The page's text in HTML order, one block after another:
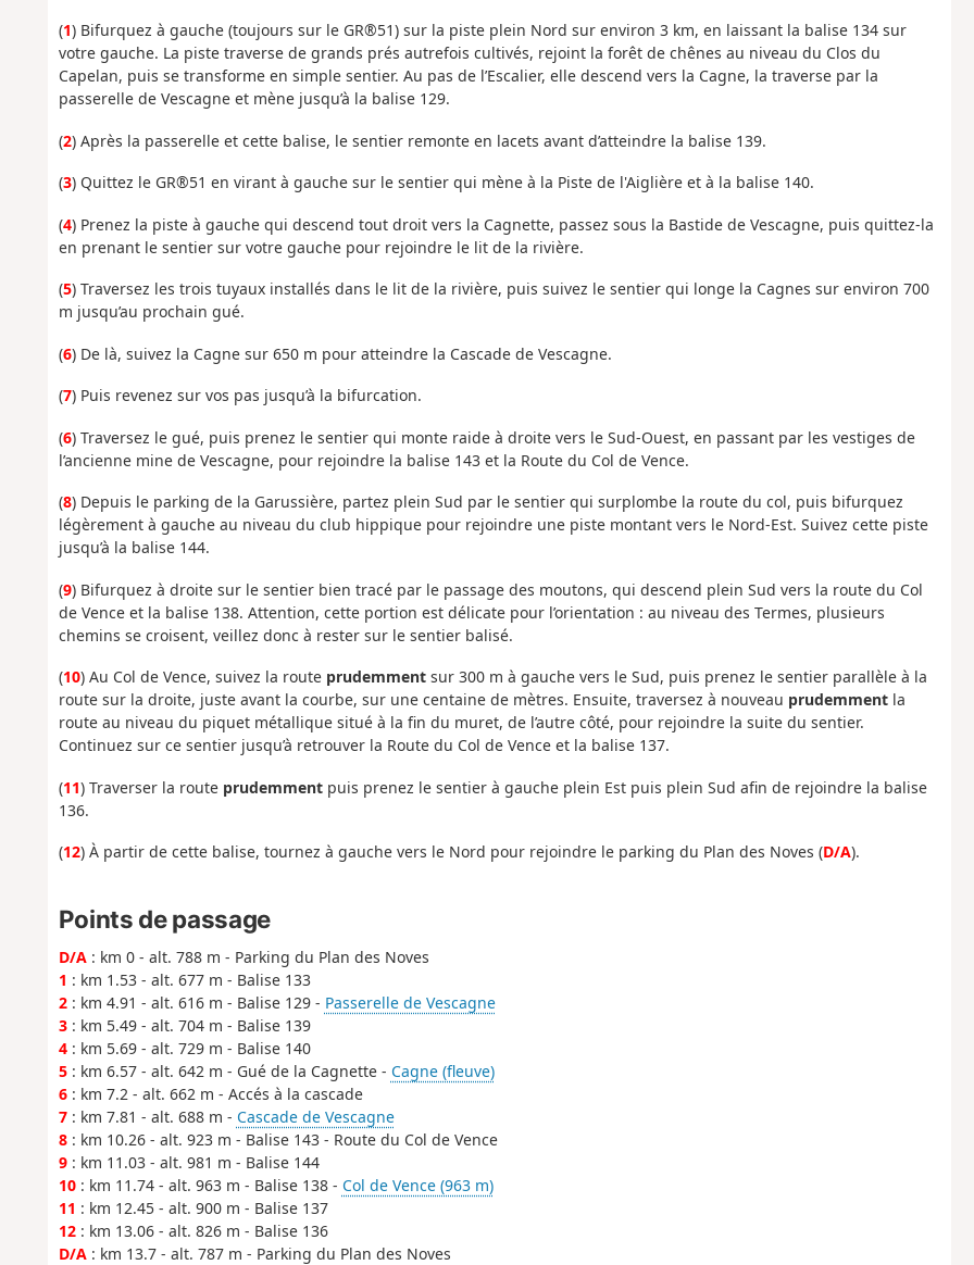
(1) Bifurquez à gauche (toujours sur le GR®51) sur la piste plein Nord sur environ 3 km, en laissant la balise 134 sur
votre gauche. La piste traverse de grands prés autrefois cultivés, rejoint la forêt de chênes au niveau du Clos du
Capelan, puis se transforme en simple sentier. Au pas de l’Escalier, elle descend vers la Cagne, la traverse par la
passerelle de Vescagne et mène jusqu’à la balise 129.
(2) Après la passerelle et cette balise, le sentier remonte en lacets avant d’atteindre la balise 139.
(3) Quittez le GR®51 en virant à gauche sur le sentier qui mène à la Piste de l'Aiglière et à la balise 140.
(4) Prenez la piste à gauche qui descend tout droit vers la Cagnette, passez sous la Bastide de Vescagne, puis quittez-la
en prenant le sentier sur votre gauche pour rejoindre le lit de la rivière.
(5) Traversez les trois tuyaux installés dans le lit de la rivière, puis suivez le sentier qui longe la Cagnes sur environ 700
m jusqu’au prochain gué.
(6) De là, suivez la Cagne sur 650 m pour atteindre la Cascade de Vescagne.
(7) Puis revenez sur vos pas jusqu’à la bifurcation.
(6) Traversez le gué, puis prenez le sentier qui monte raide à droite vers le Sud-Ouest, en passant par les vestiges de
l’ancienne mine de Vescagne, pour rejoindre la balise 143 et la Route du Col de Vence.
(8) Depuis le parking de la Garussière, partez plein Sud par le sentier qui surplombe la route du col, puis bifurquez
légèrement à gauche au niveau du club hippique pour rejoindre une piste montant vers le Nord-Est. Suivez cette piste
jusqu’à la balise 144.
(9) Bifurquez à droite sur le sentier bien tracé par le passage des moutons, qui descend plein Sud vers la route du Col
de Vence et la balise 138. Attention, cette portion est délicate pour l’orientation : au niveau des Termes, plusieurs
chemins se croisent, veillez donc à rester sur le sentier balisé.
(10) Au Col de Vence, suivez la routeprudemmentsur 300 m à gauche vers le Sud, puis prenez le sentier parallèle à la
route sur la droite, juste avant la courbe, sur une centaine de mètres. Ensuite, traversez à nouveau prudemmentla
route au niveau du piquet métallique situé à la fin du muret, de l’autre côté, pour rejoindre la suite du sentier.
Continuez sur ce sentier jusqu’à retrouver la Route du Col de Vence et la balise 137.
(11) Traverser la route prudemmentpuis prenez le sentier à gauche plein Est puis plein Sud afin de rejoindre la balise
136.
(12) À partir de cette balise, tournez à gauche vers le Nord pour rejoindre le parking du Plan des Noves (D/A).
Points de passage
D/A: km 0 - alt. 788 m - Parking du Plan des Noves
1 : km 1.53 - alt. 677 m - Balise 133
2: km 4.91 - alt. 616 m - Balise 129 - Passerelle de Vescagne
3: km 5.49 - alt. 704 m - Balise 139
4: km 5.69 - alt. 729 m - Balise 140
5: km 6.57 - alt. 642 m - Gué de la Cagnette - Cagne (fleuve)
6: km 7.2 - alt. 662 m - Accés à la cascade
7: km 7.81 - alt. 688 m - Cascade de Vescagne
8: km 10.26 - alt. 923 m - Balise 143 - Route du Col de Vence
9: km 11.03 - alt. 981 m - Balise 144
10: km 11.74 - alt. 963 m - Balise 138 - Col de Vence (963 m)
11 : km 12.45 - alt. 900 m - Balise 137
12: km 13.06 - alt. 826 m - Balise 136
D/A: km 13.7 - alt. 787 m - Parking du Plan des Noves